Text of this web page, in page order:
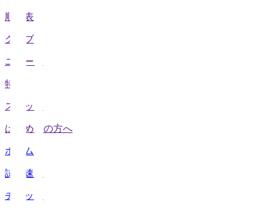
順位表
クラブ
ニュース
特集
スタッツ
はじめての方へ
ホーム
試合速報
チケット